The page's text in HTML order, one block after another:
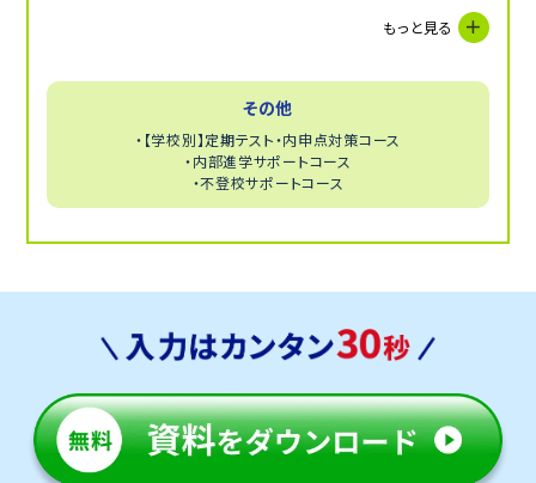
もっと見る
その他
・【学校別】定期テスト・内申点対策コース
・内部進学サポートコース
・不登校サポートコース